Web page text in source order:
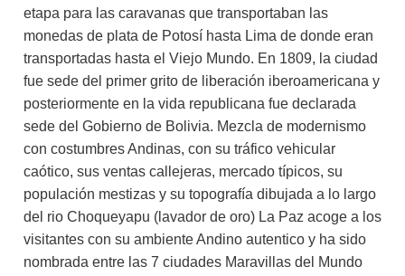
etapa para las caravanas que transportaban las
monedas de plata de Potosí hasta Lima de donde eran
transportadas hasta el Viejo Mundo. En 1809, la ciudad
fue sede del primer grito de liberación iberoamericana y
posteriormente en la vida republicana fue declarada
sede del Gobierno de Bolivia. Mezcla de modernismo
con costumbres Andinas, con su tráfico vehicular
caótico, sus ventas callejeras, mercado típicos, su
populación mestizas y su topografía dibujada a lo largo
del rio Choqueyapu (lavador de oro) La Paz acoge a los
visitantes con su ambiente Andino autentico y ha sido
nombrada entre las 7 ciudades Maravillas del Mundo